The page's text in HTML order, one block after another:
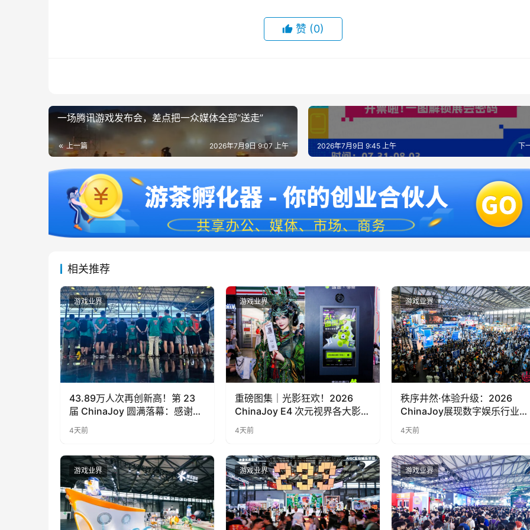
赞 (0)
一场腾讯游戏发布会，差点把一众媒体全部“送走”
上一篇 2026年7月9日 9:07 上午 下
2026年7月9日 9:45 上午
相关推荐
游戏业界
43.89万人次再创新高！第 23
届 ChinaJoy 圆满落幕：感谢有
你，共赴这场“与 AI 同游”的盛夏
之约
4天前
游戏业界
重磅图集｜光影狂欢！2026
ChinaJoy E4 次元视界各大影像
品牌亮点合集
4天前
游戏业界
秩序井然·体验升级：2026
ChinaJoy展现数字娱乐行业高
质量发展新风貌
4天前
游戏业界 游戏业界 游戏业界